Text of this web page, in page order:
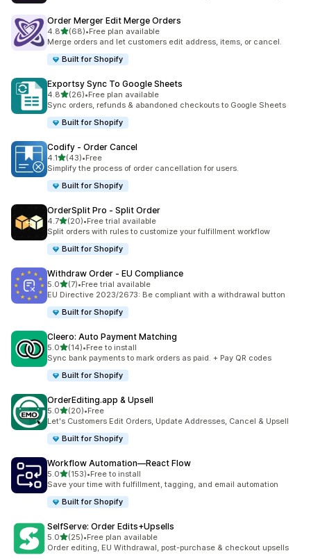
Order Merger Edit Merge Orders
4.8별 5개 중
(68)
총 리뷰 68개
•Free plan available
Merge orders and let customers edit address, items, or cancel.
Built for Shopify
Exportsy Sync To Google Sheets
4.8별 5개 중
(26)
총 리뷰 26개
•Free plan available
Sync orders, refunds & abandoned checkouts to Google Sheets
Built for Shopify
Codify ‑ Order Cancel
4.1별 5개 중
(43)
총 리뷰 43개
•Free
Simplify the process of order cancellation for users.
Built for Shopify
OrderSplit Pro ‑ Split Order
4.7별 5개 중
(20)
총 리뷰 20개
•Free trial available
Split orders with rules to customize your fulfillment workflow
Built for Shopify
Withdraw Order ‑ EU Compliance
5.0별 5개 중
(7)
총 리뷰 7개
•Free trial available
EU Directive 2023/2673: Be compliant with a withdrawal button
Built for Shopify
Cleero: Auto Payment Matching
5.0별 5개 중
(14)
총 리뷰 14개
•Free to install
Sync bank payments to mark orders as paid. + Pay QR codes
Built for Shopify
OrderEditing.app & Upsell
5.0별 5개 중
(20)
총 리뷰 20개
•Free
Let's Customers Edit Orders, Update Addresses, Cancel & Upsell
Built for Shopify
Workflow Automation—React Flow
5.0별 5개 중
(153)
총 리뷰 153개
•Free to install
Save your time with fulfillment, tagging, and email automation
Built for Shopify
SelfServe: Order Edits+Upsells
5.0별 5개 중
(25)
총 리뷰 25개
•Free plan available
Order editing, EU Withdrawal, post-purchase & checkout upsells